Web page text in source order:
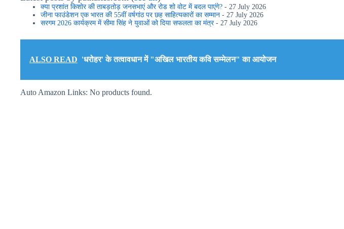
क्या प्रशांत किशोर की ताबड़तोड़ जनसभाएं और रोड शो वोट में बदल पाएंगे? - 27 July 2026
जीना फाउंडेशन एक भारत की 55वीं वर्षगांठ पर छह साहित्यकारों का सम्मान - 27 July 2026
सरगम 2026 कार्यक्रम में सीमा सिंह ने युवाओं को दिया सफलता का मंत्र- 27 July 2026
ALSO READ 'धरोहर' के तत्वावधान में "अखिल भारतीय कवि सम्मेलन" का आयोजन
Auto Amazon Links: No products found.